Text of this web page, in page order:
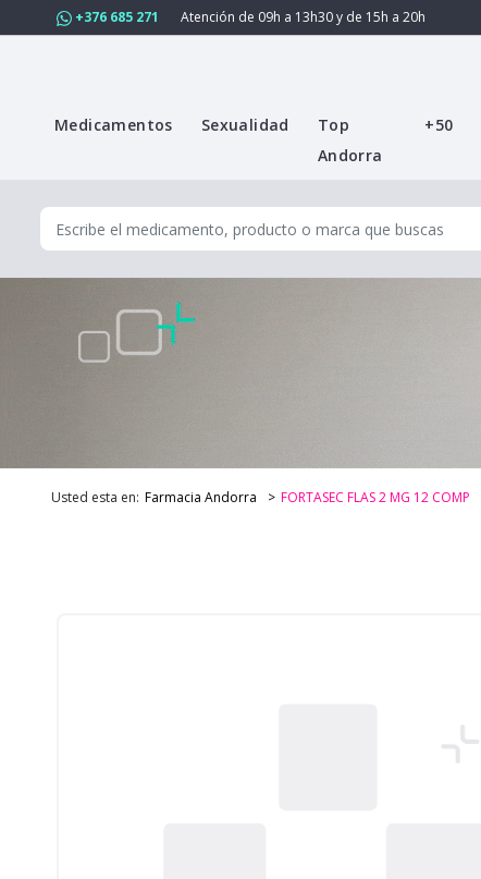
+376 685 271 Atención de 09h a 13h30 y de 15h a 20h
Medicamentos Sexualidad
Top
Andorra
+50
Usted esta en: Farmacia Andorra FORTASEC FLAS 2 MG 12 COMP